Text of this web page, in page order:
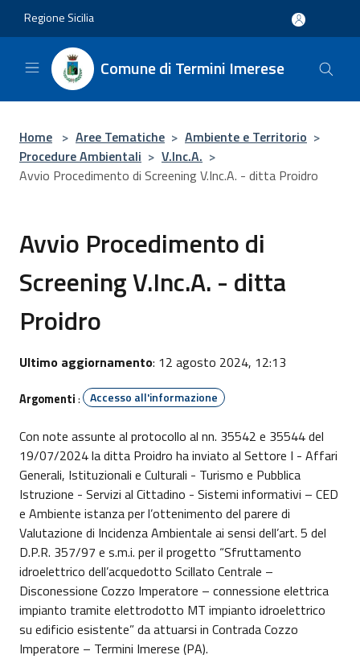
Regione Sicilia
Comune di Termini Imerese
Home > Aree Tematiche > Ambiente e Territorio >
Procedure Ambientali > V.Inc.A. >
Avvio Procedimento di Screening V.Inc.A. - ditta Proidro
Avvio Procedimento di
Screening V.Inc.A. - ditta
Proidro
Ultimo aggiornamento: 12 agosto 2024, 12:13
Argomenti: Accesso all'informazione
Con note assunte al protocollo al nn. 35542 e 35544 del
19/07/2024 la ditta Proidro ha inviato al Settore I - Affari
Generali, Istituzionali e Culturali - Turismo e Pubblica
Istruzione - Servizi al Cittadino - Sistemi informativi – CED
e Ambiente istanza per l’ottenimento del parere di
Valutazione di Incidenza Ambientale ai sensi dell’art. 5 del
D.P.R. 357/97 e s.m.i. per il progetto “Sfruttamento
idroelettrico dell’acquedotto Scillato Centrale –
Disconessione Cozzo Imperatore – connessione elettrica
impianto tramite elettrodotto MT impianto idroelettrico
su edificio esistente” da attuarsi in Contrada Cozzo
Imperatore – Termini Imerese (PA).